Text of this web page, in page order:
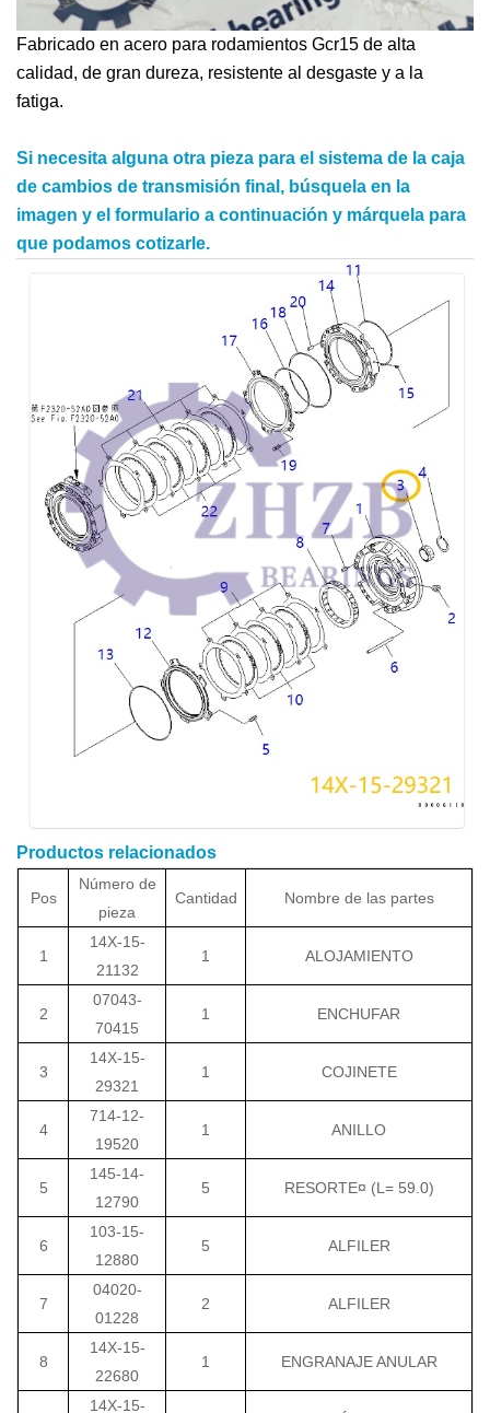
Fabricado en acero para rodamientos Gcr15 de alta
calidad, de gran dureza, resistente al desgaste y a la
fatiga.
Si necesita alguna otra pieza para el sistema de la caja
de cambios de transmisión final, búsquela en la
imagen y el formulario a continuación y márquela para
que podamos cotizarle.
Productos relacionados
Pos
Número de
pieza
Cantidad Nombre de las partes
1
14X-15-
21132
1 ALOJAMIENTO
2
07043-
70415
1 ENCHUFAR
3
14X-15-
29321
1 COJINETE
4
714-12-
19520
1 ANILLO
5
145-14-
12790
5 RESORTE¤ (L= 59.0)
6
103-15-
12880
5 ALFILER
7
04020-
01228
2 ALFILER
8
14X-15-
22680
1 ENGRANAJE ANULAR
14X-15-